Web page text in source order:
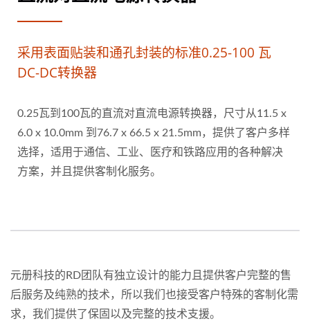
采用表面贴装和通孔封装的标准0.25-100 瓦
DC-DC转换器
0.25瓦到100瓦的直流对直流电源转换器，尺寸从11.5 x
6.0 x 10.0mm 到76.7 x 66.5 x 21.5mm，提供了客户多样
选择，适用于通信、工业、医疗和铁路应用的各种解决
方案，并且提供客制化服务。
元册科技的RD团队有独立设计的能力且提供客户完整的售
后服务及纯熟的技术，所以我们也接受客户特殊的客制化需
求，我们提供了保固以及完整的技术支援。